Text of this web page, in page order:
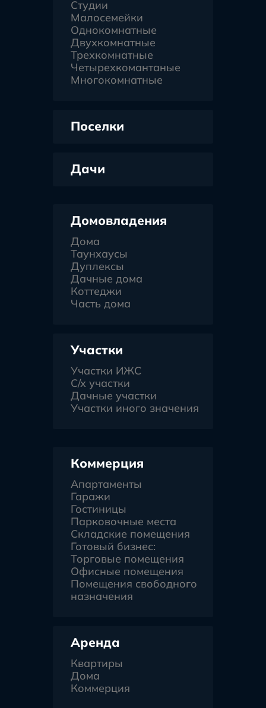
Студии
Малосемейки
Однокомнатные
Двухкомнатные
Трехкомнатные
Четырехкомантаные
Многокомнатные
Поселки
Дачи
Домовладения
Дома
Таунхаусы
Дуплексы
Дачные дома
Коттеджи
Часть дома
Участки
Участки ИЖС
С/х участки
Дачные участки
Участки иного значения
Коммерция
Апартаменты
Гаражи
Гостиницы
Парковочные места
Складские помещения
Готовый бизнес:
Торговые помещения
Офисные помещения
Помещения свободного
назначения
Аренда
Квартиры
Дома
Коммерция